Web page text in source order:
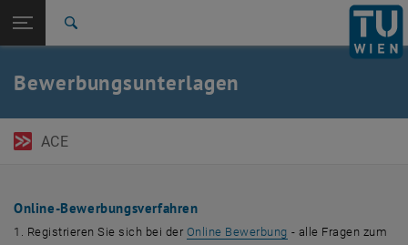
TU Login
Zurück: Subseiten von Bewerbung auflisten
Zurück zur letzten Ebene:
Bewerbung
Bewerbungsunterlagen
ACE
Online-Bewerbungsverfahren
1. Registrieren Sie sich bei der Online Bewerbung , öffnet eine externe
- alle Fragen zum